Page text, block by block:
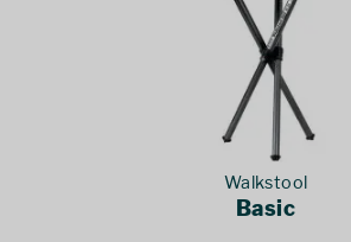
Walkstool
Basic